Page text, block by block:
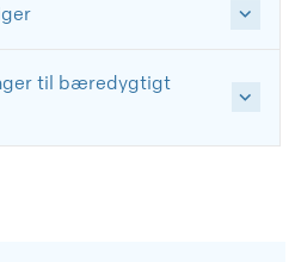
til bæredygtigt